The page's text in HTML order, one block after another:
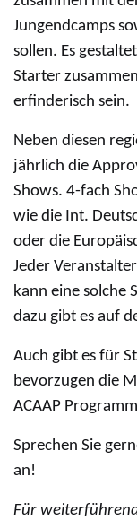
Jungendcamps
sollen. Es
Starter
erfinderisch sein.
Neben diesen
jährlich die
Shows. 4-fach
wie die Int.
oder die
Jeder
kann eine solche
dazu gibt es auf
Auch gibt es für
bevorzugen die
ACAAP
Sprechen Sie
an!
Für